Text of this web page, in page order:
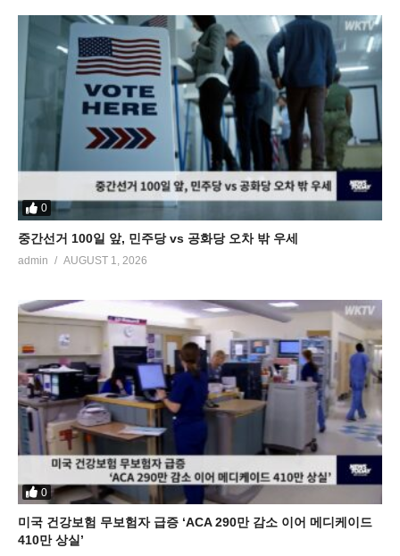
0
중간선거 100일 앞, 민주당 vs 공화당 오차 밖 우세
admin AUGUST 1, 2026
0
미국 건강보험 무보험자 급증 ‘ACA 290만 감소 이어 메디케이드
410만 상실’